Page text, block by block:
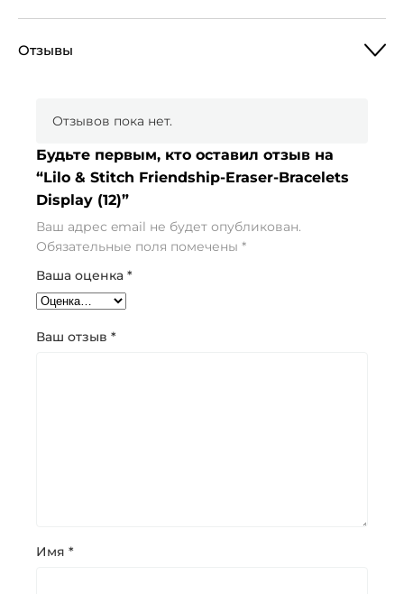
Отзывы
Отзывов пока нет.
Будьте первым, кто оставил отзыв на
“Lilo & Stitch Friendship-Eraser-Bracelets
Display (12)”
Ваш адрес email не будет опубликован.
Обязательные поля помечены *
Ваша оценка *
Ваш отзыв *
Имя *